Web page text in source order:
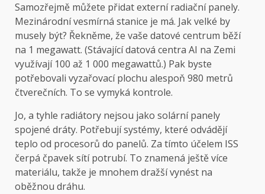
Samozřejmě můžete přidat externí radiační panely.
Mezinárodní vesmírná stanice je má. Jak velké by
musely být? Řekněme, že vaše datové centrum běží
na 1 megawatt. (Stávající datová centra AI na Zemi
využívají 100 až 1 000 megawattů.) Pak byste
potřebovali vyzařovací plochu alespoň 980 metrů
čtverečních. To se vymyká kontrole.
Jo, a tyhle radiátory nejsou jako solární panely
spojené dráty. Potřebují systémy, které odvádějí
teplo od procesorů do panelů. Za tímto účelem ISS
čerpá čpavek sítí potrubí. To znamená ještě více
materiálu, takže je mnohem dražší vynést na
oběžnou dráhu.